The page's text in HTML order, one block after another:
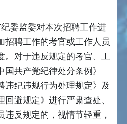
委监委对本次招聘工作进
招聘工作的考官或工作人员
。对于违反规定的考官、工
共产党纪律处分条例》
违纪违规行为处理规定》及
回避规定》进行严肃查处、
违反规定的，视情节轻重，